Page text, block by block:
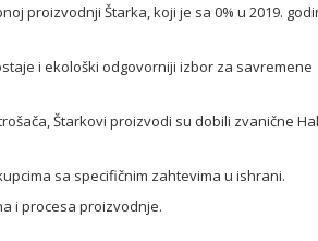
proizvodnji Štarka, koji je sa 0% u 2019.
i ekološki odgovorniji izbor za savremene
Štarkovi proizvodi su dobili zvanične
sa specifičnim zahtevima u ishrani.
i procesa proizvodnje.